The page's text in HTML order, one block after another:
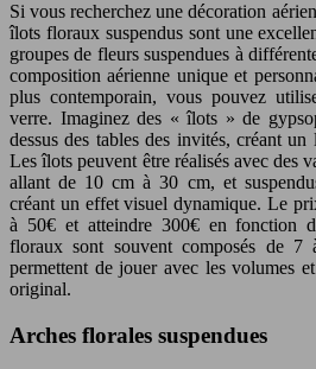
Si vous recherchez une décoration
îlots floraux suspendus sont une
groupes de fleurs suspendues à
composition aérienne unique et
plus contemporain, vous pouvez
verre. Imaginez des « îlots » de
dessus des tables des invités, créant
Les îlots peuvent être réalisés avec des
allant de 10 cm à 30 cm, et
créant un effet visuel dynamique. Le
à 50€ et atteindre 300€ en fonction
floraux sont souvent composés de
permettent de jouer avec les volumes
original.
Arches florales suspendues